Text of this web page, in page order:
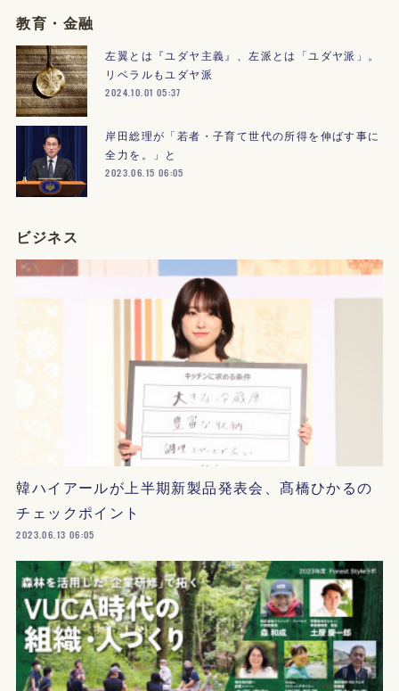
教育・金融
左翼とは『ユダヤ主義』、左派とは「ユダヤ派」。
リベラルもユダヤ派
2024.10.01 05:37
岸田総理が「若者・子育て世代の所得を伸ばす事に
全力を。」と
2023.06.15 06:05
ビジネス
韓ハイアールが上半期新製品発表会、髙橋ひかるの
チェックポイント
2023.06.13 06:05